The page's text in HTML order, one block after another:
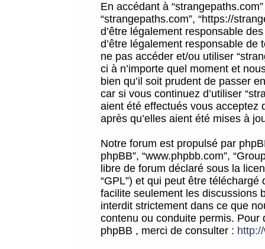
En accédant à
“strangepaths.com”, “https://
d’être légalement responsable
d’être légalement responsable
ne pas accéder et/ou utiliser
ci à n’importe quel moment et
bien qu’il soit prudent de passer
car si vous continuez d’utiliser
aient été effectués vous acceptez
après qu’elles aient été mises à
Notre forum est propulsé par
phpBB”, “www.phpbb.com”,
libre de forum déclaré sous la
“GPL”) et qui peut être téléchargé
facilite seulement les discussions
interdit strictement dans ce que
contenu ou conduite permis.
phpBB , merci de consulter :